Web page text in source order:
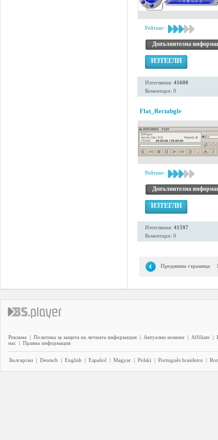
Рейтинг:
Допълнителна
ИЗТЕГЛИ
Изтегляния: 41600
Коментари: 0
Flat_Rectabgle
Рейтинг:
Допълнителна
ИЗТЕГЛИ
Изтегляния: 41597
Коментари: 0
Предишна страница
Реклама | Политика за защита на личната информация | Актуални новини | Affiliate |
нас | Правна информация
Български | Deutsch | English | Español | Magyar | Polski | Português brasileiro |